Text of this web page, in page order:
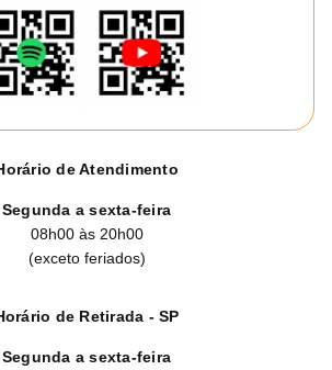
de Atendimento
Segunda a sexta-feira
08h00 às 20h00
(exceto feriados)
de Retirada - SP
Segunda a sexta-feira